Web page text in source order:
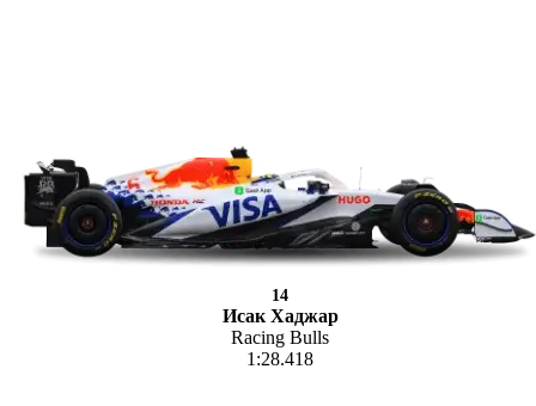
14
Исак Хаджар
Racing Bulls
1:28.418